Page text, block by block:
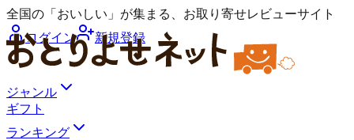
全国の「おいしい」が集まる、お取り寄せレビューサイト
ログイン
新規登録
ジャンル
ギフト
ランキング